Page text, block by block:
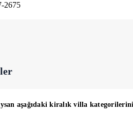
2675
aşağıdaki kiralık villa